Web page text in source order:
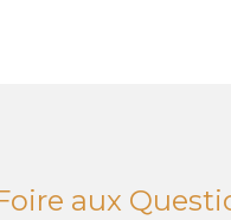
aux